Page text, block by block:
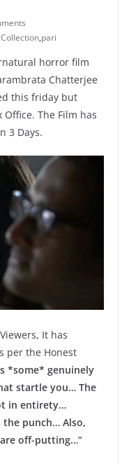
,pari
horror film
Chatterjee
this friday but
The Film has
3 Days.
It has
per the Honest
*some* genuinely
startle you… The
in entirety…
the punch… Also,
off-putting…”